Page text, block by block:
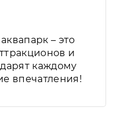
– это
и
каждому
впечатления!